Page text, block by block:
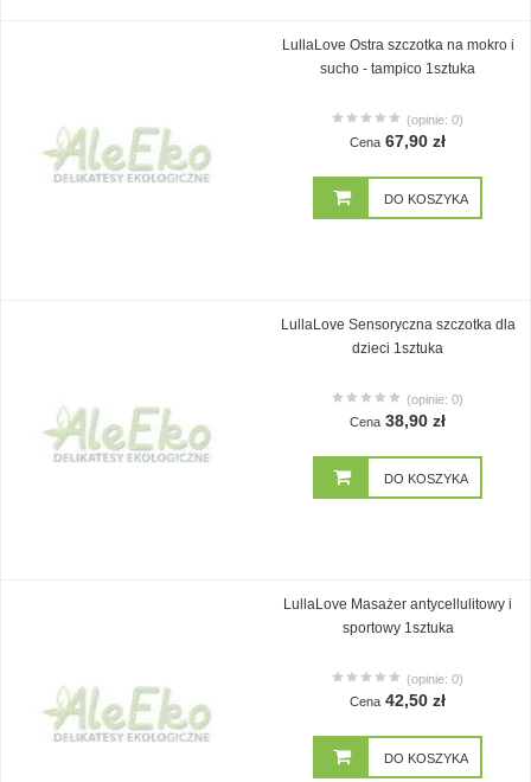
LullaLove Ostra szczotka na mokro i
sucho - tampico 1sztuka
(opinie: 0)
Cena 67,90 zł
DO KOSZYKA
LullaLove Sensoryczna szczotka dla
dzieci 1sztuka
(opinie: 0)
Cena 38,90 zł
DO KOSZYKA
LullaLove Masażer antycellulitowy i
sportowy 1sztuka
(opinie: 0)
Cena 42,50 zł
DO KOSZYKA